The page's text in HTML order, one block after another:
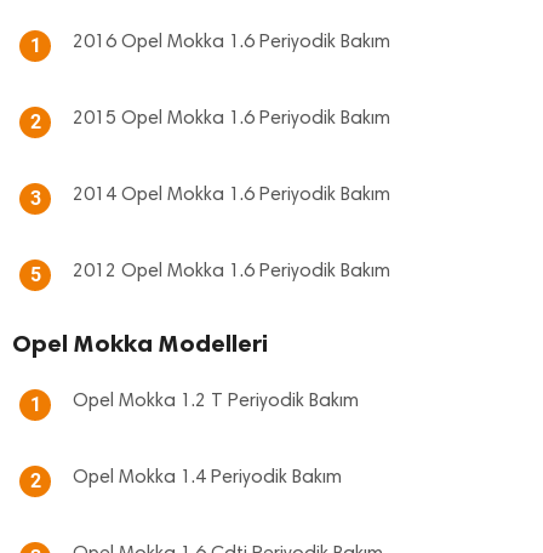
1 2016 Opel Mokka 1.6 Periyodik Bakım
2 2015 Opel Mokka 1.6 Periyodik Bakım
3 2014 Opel Mokka 1.6 Periyodik Bakım
5 2012 Opel Mokka 1.6 Periyodik Bakım
Opel Mokka Modelleri
1 Opel Mokka 1.2 T Periyodik Bakım
2 Opel Mokka 1.4 Periyodik Bakım